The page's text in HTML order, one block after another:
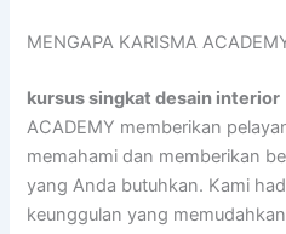
MENGAPA KARISMA
kursus singkat desain interior
ACADEMY memberikan
memahami dan memberikan
yang Anda butuhkan. Kami
keunggulan yang